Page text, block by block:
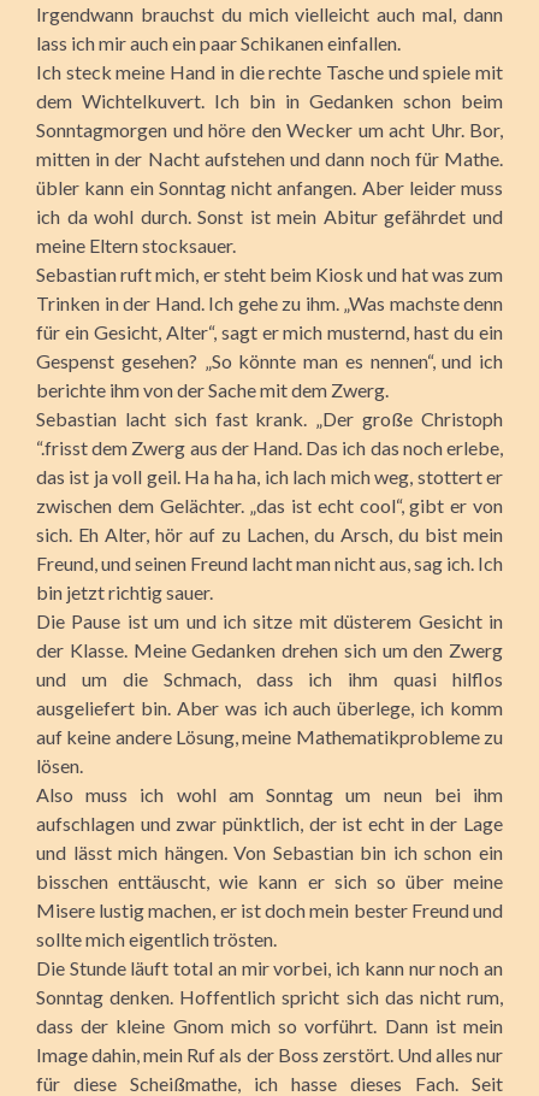
Irgendwann brauchst du mich vielleicht auch mal, dann
lass ich mir auch ein paar Schikanen einfallen.
Ich steck meine Hand in die rechte Tasche und spiele mit
dem Wichtelkuvert. Ich bin in Gedanken schon beim
Sonntagmorgen und höre den Wecker um acht Uhr. Bor,
mitten in der Nacht aufstehen und dann noch für Mathe.
übler kann ein Sonntag nicht anfangen. Aber leider muss
ich da wohl durch. Sonst ist mein Abitur gefährdet und
meine Eltern stocksauer.
Sebastian ruft mich, er steht beim Kiosk und hat was zum
Trinken in der Hand. Ich gehe zu ihm. „Was machste denn
für ein Gesicht, Alter“, sagt er mich musternd, hast du ein
Gespenst gesehen? „So könnte man es nennen“, und ich
berichte ihm von der Sache mit dem Zwerg.
Sebastian lacht sich fast krank. „Der große Christoph
“.frisst dem Zwerg aus der Hand. Das ich das noch erlebe,
das ist ja voll geil. Ha ha ha, ich lach mich weg, stottert er
zwischen dem Gelächter. „das ist echt cool“, gibt er von
sich. Eh Alter, hör auf zu Lachen, du Arsch, du bist mein
Freund, und seinen Freund lacht man nicht aus, sag ich. Ich
bin jetzt richtig sauer.
Die Pause ist um und ich sitze mit düsterem Gesicht in
der Klasse. Meine Gedanken drehen sich um den Zwerg
und um die Schmach, dass ich ihm quasi hilflos
ausgeliefert bin. Aber was ich auch überlege, ich komm
auf keine andere Lösung, meine Mathematikprobleme zu
lösen.
Also muss ich wohl am Sonntag um neun bei ihm
aufschlagen und zwar pünktlich, der ist echt in der Lage
und lässt mich hängen. Von Sebastian bin ich schon ein
bisschen enttäuscht, wie kann er sich so über meine
Misere lustig machen, er ist doch mein bester Freund und
sollte mich eigentlich trösten.
Die Stunde läuft total an mir vorbei, ich kann nur noch an
Sonntag denken. Hoffentlich spricht sich das nicht rum,
dass der kleine Gnom mich so vorführt. Dann ist mein
Image dahin, mein Ruf als der Boss zerstört. Und alles nur
für diese Scheißmathe, ich hasse dieses Fach. Seit